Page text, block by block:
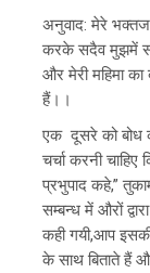
अनुवाद: मेरे
करके सदैव मुझमें
और मेरी महिमा
हैं।।
एक दूसरे को बोध
चर्चा करनी
प्रभुपाद कहे,”
सम्बन्ध में औरों
कही गयी,आप
के साथ बिताते हैं